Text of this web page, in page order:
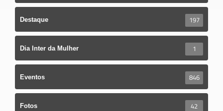
Destaque 197
Dia Inter da Mulher 1
Eventos 846
Fotos 42